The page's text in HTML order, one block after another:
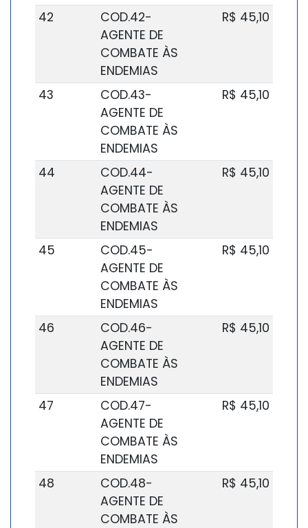
42
COD.42-
AGENTE DE
COMBATE ÀS
ENDEMIAS
R$ 45,10
43
COD.43-
AGENTE DE
COMBATE ÀS
ENDEMIAS
R$ 45,10
44
COD.44-
AGENTE DE
COMBATE ÀS
ENDEMIAS
R$ 45,10
45
COD.45-
AGENTE DE
COMBATE ÀS
ENDEMIAS
R$ 45,10
46
COD.46-
AGENTE DE
COMBATE ÀS
ENDEMIAS
R$ 45,10
47
COD.47-
AGENTE DE
COMBATE ÀS
ENDEMIAS
R$ 45,10
48
COD.48-
AGENTE DE
COMBATE ÀS
R$ 45,10